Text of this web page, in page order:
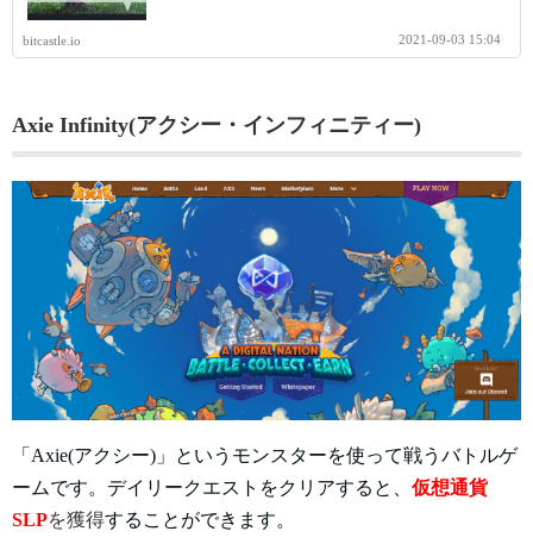
bitcastle.io 2021-09-03 15:04
Axie Infinity(アクシー・インフィニティー)
「Axie(アクシー)」というモンスターを使って戦うバトルゲ
ームです。デイリークエストをクリアすると、 仮想通貨
SLPを獲得することができます。